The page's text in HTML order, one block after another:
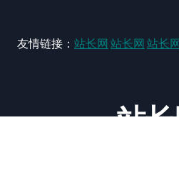
友情链接： 站长网 站长网 站长网
站